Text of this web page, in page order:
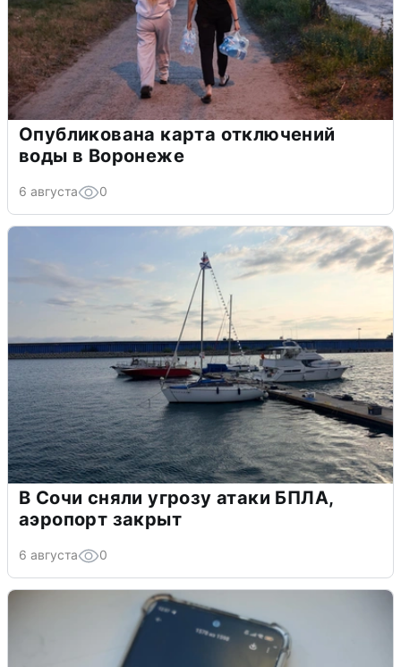
Опубликована карта отключений
воды в Воронеже
6 августа 0
В Сочи сняли угрозу атаки БПЛА,
аэропорт закрыт
6 августа 0